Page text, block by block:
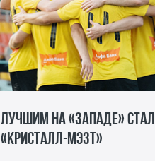
Лучшим на «Западе» стал
«Кристалл-МЭЗТ»